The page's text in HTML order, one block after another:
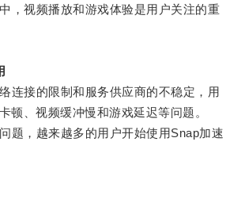
视频播放和游戏体验是用户关注的重
接的限制和服务供应商的不稳定，用
顿、视频缓冲慢和游戏延迟等问题。
，越来越多的用户开始使用Snap加速